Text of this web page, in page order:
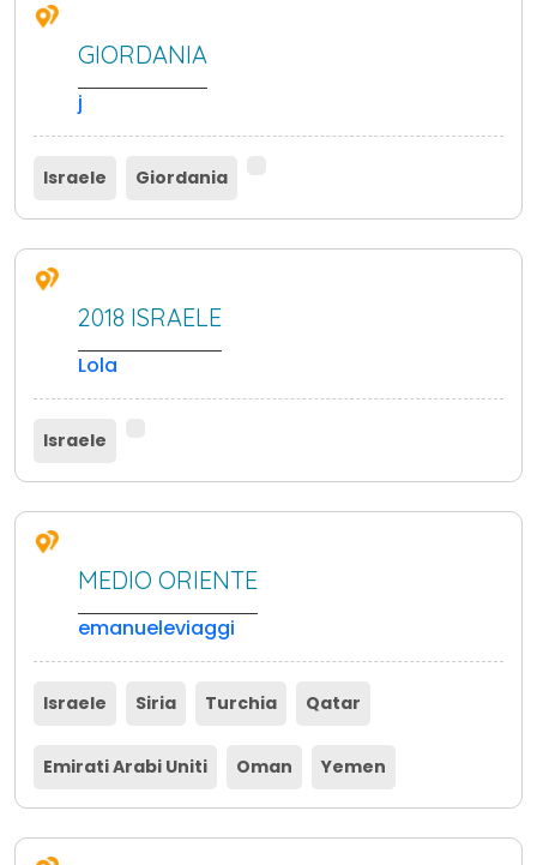
GIORDANIA
j
Israele Giordania
2018 ISRAELE
Lola
Israele
MEDIO ORIENTE
emanueleviaggi
Israele Siria Turchia Qatar
Emirati Arabi Uniti Oman Yemen